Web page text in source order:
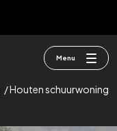
Menu
/Houten schuurwoning